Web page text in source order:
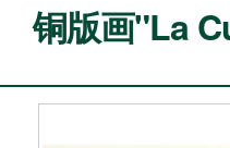
铜版画"La